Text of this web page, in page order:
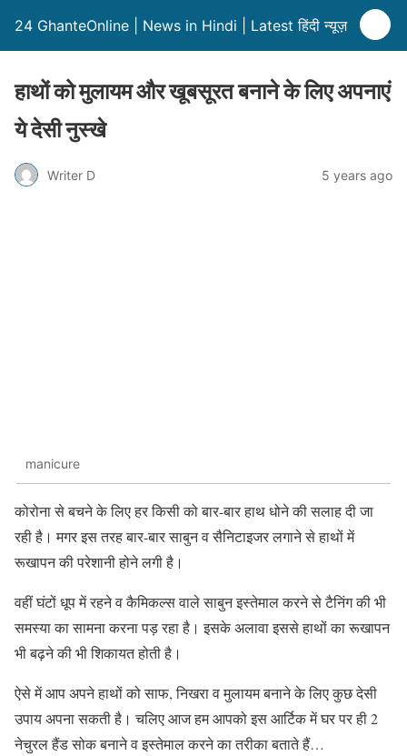
24 GhanteOnline | News in Hindi | Latest हिंदी न्यूज़
हाथों को मुलायम और खूबसूरत बनाने के लिए अपनाएं
ये देसी नुस्खे
Writer D 5 years ago
manicure
कोरोना से बचने के लिए हर किसी को बार-बार हाथ धोने की सलाह दी जा
रही है। मगर इस तरह बार-बार साबुन व सैनिटाइजर लगाने से हाथों में
रूखापन की परेशानी होने लगी है।
वहीं घंटों धूप में रहने व कैमिकल्स वाले साबुन इस्तेमाल करने से टैनिंग की भी
समस्या का सामना करना पड़ रहा है। इसके अलावा इससे हाथों का रूखापन
भी बढ़ने की भी शिकायत होती है।
ऐसे में आप अपने हाथों को साफ, निखरा व मुलायम बनाने के लिए कुछ देसी
उपाय अपना सकती है। चलिए आज हम आपको इस आर्टिक में घर पर ही 2
नेचुरल हैंड सोक बनाने व इस्तेमाल करने का तरीका बताते हैं…